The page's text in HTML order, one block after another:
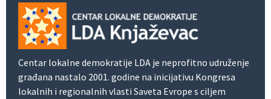
Centar lokalne demokratije LDA je neprofitno udruženje
građana nastalo 2001. godine na inicijativu Kongresa
lokalnih i regionalnih vlasti Saveta Evrope s ciljem